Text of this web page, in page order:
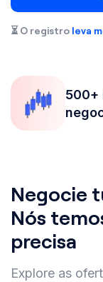
⏳ O registro leva
de
Negocie
Nós
precisa
Explore as